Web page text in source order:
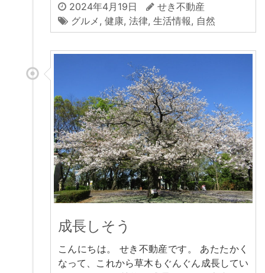
2024年4月19日
せき不動産
グルメ , 健康, 法律, 生活情報, 自然
成長しそう
こんにちは。 せき不動産です。 あたたかく
なって、これから草木もぐんぐん成長してい